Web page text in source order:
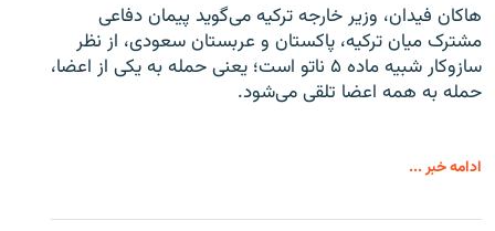
هاکان فیدان، وزیر خارجه ترکیه می‌گوید پیمان دفاعی
مشترک میان ترکیه، پاکستان و عربستان سعودی، از نظر
سازوکار شبیه ماده ۵ ناتو است؛ یعنی حمله به یکی از اعضا،
حمله به همه اعضا تلقی می‌شود.
ادامه خبر ...